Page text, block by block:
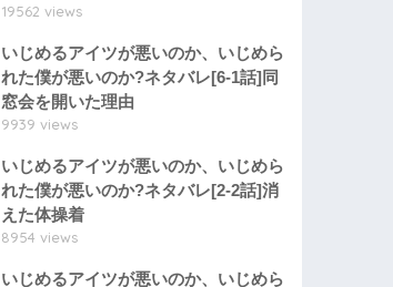
19562 views
いじめるアイツが悪いのか、いじめら
れた僕が悪いのか?ネタバレ[6-1話]同
窓会を開いた理由
9939 views
いじめるアイツが悪いのか、いじめら
れた僕が悪いのか?ネタバレ[2-2話]消
えた体操着
8954 views
いじめるアイツが悪いのか、いじめら